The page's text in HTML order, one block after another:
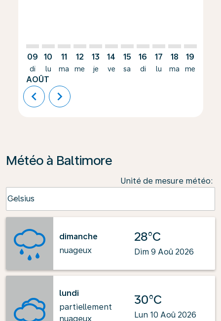
09
di
AOÛT
10
lu
11
ma
12
me
13
je
14
ve
15
sa
16
di
17
lu
18
ma
19
me
chevron_left chevron_right
Météo à Baltimore
Unité de mesure météo:
Celsius
keyboard_arrow_down
dimanche
nuageux
28°C
Dim 9 Aoû 2026
lundi
partiellement
nuageux
30°C
Lun 10 Aoû 2026